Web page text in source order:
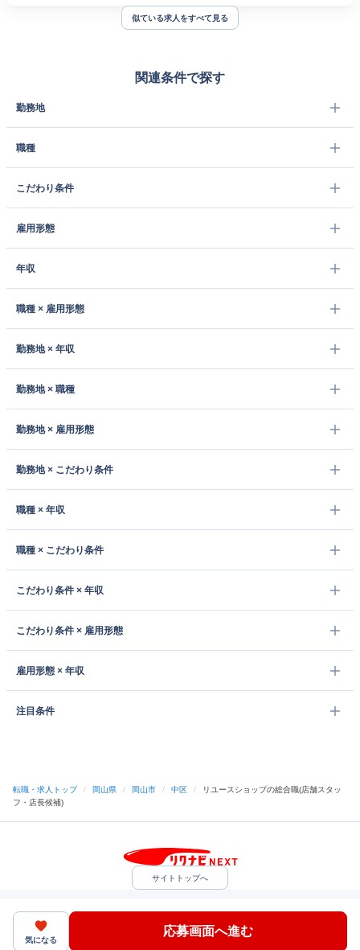
似ている求人をすべて見る
関連条件で探す
勤務地
職種
こだわり条件
雇用形態
年収
職種 × 雇用形態
勤務地 × 年収
勤務地 × 職種
勤務地 × 雇用形態
勤務地 × こだわり条件
職種 × 年収
職種 × こだわり条件
こだわり条件 × 年収
こだわり条件 × 雇用形態
雇用形態 × 年収
注目条件
転職・求人トップ / 岡山県 / 岡山市 / 中区 /
リユースショップの総合職(店舗スタッ
フ・店長候補)
気になる
応募画面へ進む
サイトトップへ
中途採用をご検討の企業様
ヘルプ・お問い合わせ
（C）Indeed Inc.